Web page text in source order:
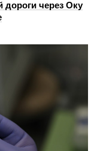
дороги через Оку